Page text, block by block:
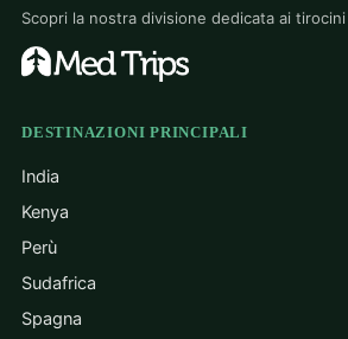
Scopri la nostra divisione dedicata ai
DESTINAZIONI PRINCIPALI
India
Kenya
Perù
Sudafrica
Spagna